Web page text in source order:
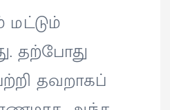
தற்போது
தவறாகப்